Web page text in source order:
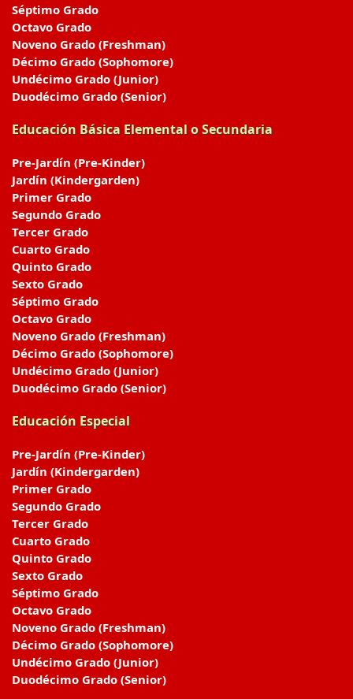
Séptimo Grado
Octavo Grado
Noveno Grado (Freshman)
Décimo Grado (Sophomore)
Undécimo Grado (Junior)
Duodécimo Grado (Senior)
Educación Básica Elemental o Secundaria
Pre-Jardín (Pre-Kinder)
Jardín (Kindergarden)
Primer Grado
Segundo Grado
Tercer Grado
Cuarto Grado
Quinto Grado
Sexto Grado
Séptimo Grado
Octavo Grado
Noveno Grado (Freshman)
Décimo Grado (Sophomore)
Undécimo Grado (Junior)
Duodécimo Grado (Senior)
Educación Especial
Pre-Jardín (Pre-Kinder)
Jardín (Kindergarden)
Primer Grado
Segundo Grado
Tercer Grado
Cuarto Grado
Quinto Grado
Sexto Grado
Séptimo Grado
Octavo Grado
Noveno Grado (Freshman)
Décimo Grado (Sophomore)
Undécimo Grado (Junior)
Duodécimo Grado (Senior)